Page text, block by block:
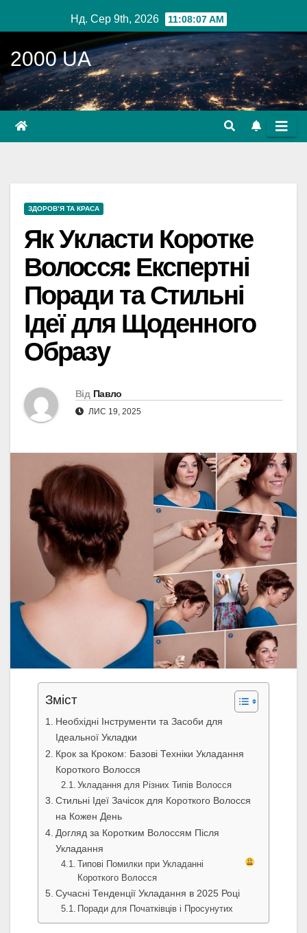
до
вмісту
Нд. Сер 9th, 2026 11:08:09 AM
2000 UA
ЗДОРОВ’Я ТА КРАСА
Як Укласти Коротке
Волосся: Експертні
Поради та Стильні
Ідеї для Щоденного
Образу
Від Павло
ЛИС 19, 2025
Зміст
Необхідні Інструменти та Засоби для
Ідеальної Укладки
Крок за Кроком: Базові Техніки Укладання
Короткого Волосся
Укладання для Різних Типів Волосся
Стильні Ідеї Зачісок для Короткого Волосся
на Кожен День
Догляд за Коротким Волоссям Після
Укладання
Типові Помилки при Укладанні
Короткого Волосся
Сучасні Тенденції Укладання в 2025 Році
Поради для Початківців і Просунутих